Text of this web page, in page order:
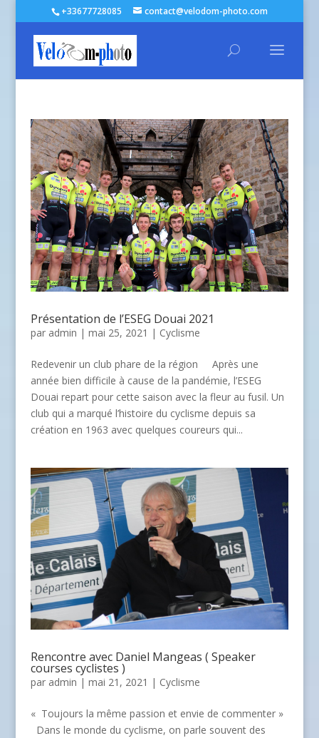
+33677728085 contact@velodom-photo.com
Présentation de l’ESEG Douai 2021
par admin | mai 25, 2021 | Cyclisme
Redevenir un club phare de la région Après une
année bien difficile à cause de la pandémie, l’ESEG
Douai repart pour cette saison avec la fleur au fusil. Un
club qui a marqué l’histoire du cyclisme depuis sa
création en 1963 avec quelques coureurs qui...
Rencontre avec Daniel Mangeas ( Speaker
courses cyclistes )
par admin | mai 21, 2021 | Cyclisme
« Toujours la même passion et envie de commenter »
Dans le monde du cyclisme, on parle souvent des